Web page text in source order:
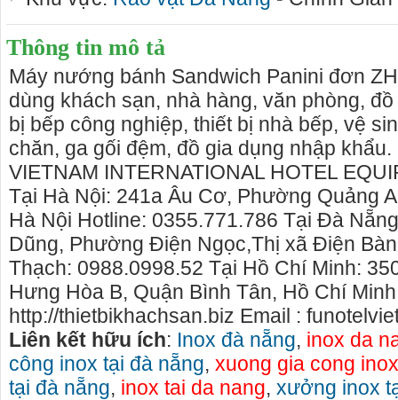
Thông tin mô tả
Máy nướng bánh Sandwich Panini đơn
dùng khách sạn, nhà hàng, văn phòng,
bị bếp công nghiệp, thiết bị nhà bếp, vệ
chăn, ga gối đệm, đồ gia dụng nhập khẩu.
VIETNAM INTERNATIONAL HOTEL
Tại Hà Nội: 241a Âu Cơ, Phường Quảng
Hà Nội Hotline: 0355.771.786 Tại Đà
Dũng, Phường Điện Ngọc,Thị xã Điện
Thạch: 0988.0998.52 Tại Hồ Chí Minh:
Hưng Hòa B, Quận Bình Tân, Hồ Chí
http://thietbikhachsan.biz Email :
Liên kết hữu ích: Inox đà nẵng, inox da
công inox tại đà nẵng, xuong gia cong
tại đà nẵng, inox tai da nang, xưởng inox